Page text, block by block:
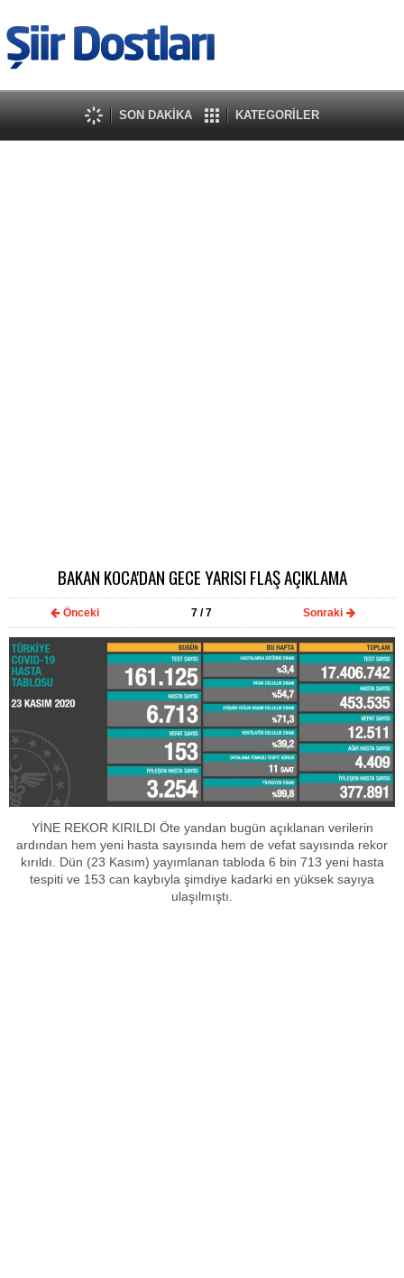
SON DAKİKA KATEGORİLER
BAKAN KOCA'DAN GECE YARISI FLAŞ AÇIKLAMA
Önceki 7 / 7 Sonraki
YİNE REKOR KIRILDI Öte yandan bugün açıklanan verilerin
ardından hem yeni hasta sayısında hem de vefat sayısında rekor
kırıldı. Dün (23 Kasım) yayımlanan tabloda 6 bin 713 yeni hasta
tespiti ve 153 can kaybıyla şimdiye kadarki en yüksek sayıya
ulaşılmıştı.